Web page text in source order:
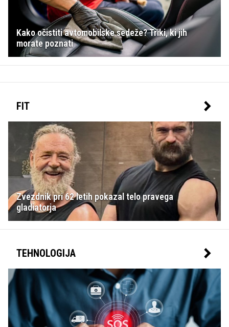
Kako očistiti avtomobilske sedeže? Triki, ki jih
morate poznati
FIT
Zvezdnik pri 62 letih pokazal telo pravega
gladiatorja
TEHNOLOGIJA